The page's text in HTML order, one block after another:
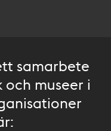
samarbete
museer i